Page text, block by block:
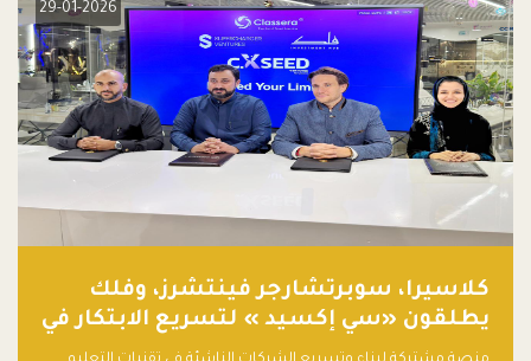
29-01-2026
كلاسيرا، سوبرتشارجر فينتشرز، وفلك
يطلقون «سي إكسيد » لتسريع الابتكار في
تقنيات التعليم ومستقبل العمل